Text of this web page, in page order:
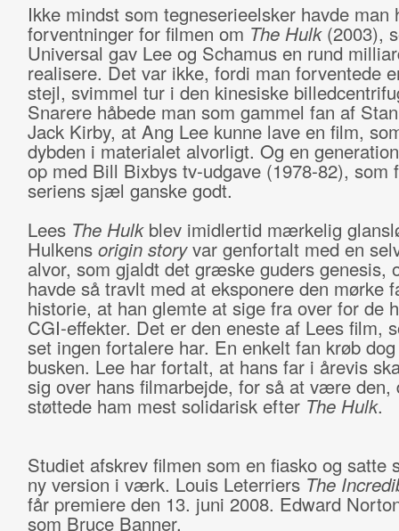
Ikke mindst som tegneserieelsker havde man
forventninger for filmen om The Hulk(2003),
Universal gav Lee og Schamus en rund
realisere. Det var ikke, fordi man forventede
stejl, svimmel tur i den kinesiske
Snarere håbede man som gammel fan af
Jack Kirby, at Ang Lee kunne lave en film,
dybden i materialet alvorligt. Og en
op med Bill Bixbys tv-udgave (1978-82), som
seriens sjæl ganske godt.
Lees The Hulkblev imidlertid mærkelig
Hulkens origin storyvar genfortalt med en
alvor, som gjaldt det græske guders genesis,
havde så travlt med at eksponere den mørke
historie, at han glemte at sige fra over for de
CGI-effekter. Det er den eneste af Lees film,
set ingen fortalere har. En enkelt fan krøb
busken. Lee har fortalt, at hans far i årevis
sig over hans filmarbejde, for så at være den,
støttede ham mest solidarisk efter The Hulk.
Studiet afskrev filmen som en fiasko og satte
ny version i værk. Louis Leterriers The
får premiere den 13. juni 2008. Edward
som Bruce Banner.